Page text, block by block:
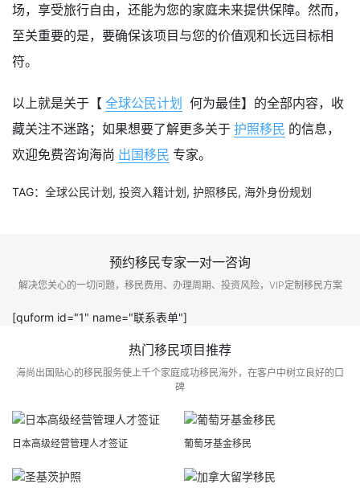
场，享受旅行自由，还能为您的家庭未来提供保障。然而，
至关重要的是，要确保该项目与您的价值观和长远目标相
符。
以上就是关于【 全球公民计划 何为最佳】的全部内容，收
藏关注不迷路；如果想要了解更多关于 护照移民 的信息，
欢迎免费咨询海尚 出国移民 专家。
TAG： 全球公民计划, 投资入籍计划, 护照移民, 海外身份规划
预约移民专家一对一咨询
解决您关心的一切问题，移民费用、办理周期、投资风险，VIP定制移民方案
[quform id="1" name="联系表单"]
热门移民项目推荐
海尚出国贴心的移民服务使上千个家庭成功移民海外，在客户中树立良好的口
碑
日本高级经营管理人才签证 葡萄牙基金移民